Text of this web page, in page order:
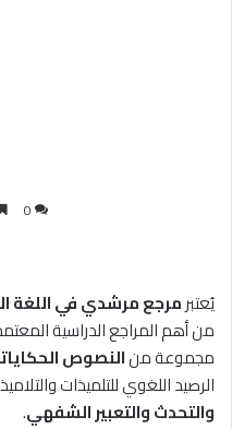
0
يُعتبرمرجع مرشدي في اللغة
من أهم المراجع الدراسية
مجموعة منالنصوص
الرصيد اللغوي للتلميذات
والتحدث والتعبير الشفهي.